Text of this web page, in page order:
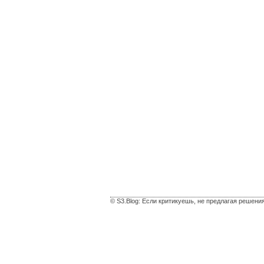
© S3.Blog: Если критикуешь, не предлагая